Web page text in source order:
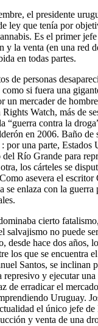
el presidente
ley que tenía por
Es el primer
y la venta (en una red
en todas partes.
de personas
si fuera una
un mercader de
Watch, más de
“guerra contra la
en 2006. Baño de
por una parte, Estados
del Río Grande para
los cárteles se
asevera el
se enlaza con la
cierto
salvajismo no puede
desde hace dos años,
los que se encuentra
Santos, se inclinan
represivo y ejecutar
de erradicar el
Uruguay.
el único jefe
y venta de una